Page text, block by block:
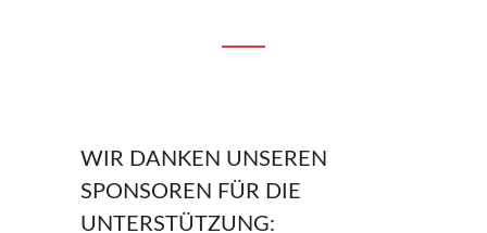
WIR DANKEN UNSEREN
SPONSOREN FÜR DIE
UNTERSTÜTZUNG: